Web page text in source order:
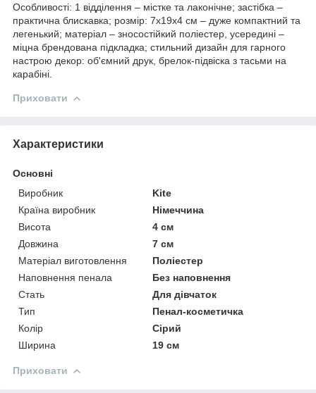
Особливості: 1 відділення – містке та лаконічне; застібка –
практична блискавка; розмір: 7x19x4 см – дуже компактний та
легенький; матеріал – зносостійкий поліестер, усередині –
міцна брендована підкладка; стильний дизайн для гарного
настрою декор: об'ємний друк, брелок-підвіска з тасьми на
карабіні.
Приховати
Характеристики
Основні
Виробник
Kite
Країна виробник
Німеччина
Висота
4 см
Довжина
7 см
Матеріал виготовлення
Поліестер
Наповнення пенала
Без наповнення
Стать
Для дівчаток
Тип
Пенал-косметичка
Колір
Сірий
Ширина
19 см
Приховати